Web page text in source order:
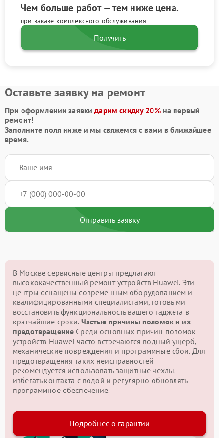
Чем больше работ — тем ниже цена.
при заказе комплексного обслуживания
Получить
Оставьте заявку на ремонт
При оформлении заявкидарим скидку 20%на первый
ремонт!
Заполните поля ниже и мы свяжемся с вами в ближайшее
время.
Отправить заявку
В Москве сервисные центры предлагают
высококачественный ремонт устройств Huawei. Эти
центры оснащены современным оборудованием и
квалифицированными специалистами, готовыми
восстановить функциональность вашего гаджета в
кратчайшие сроки. Частые причины поломок и их
предотвращение Среди основных причин поломок
устройств Huawei часто встречаются водный ущерб,
механические повреждения и программные сбои. Для
предотвращения таких неисправностей
рекомендуется использовать защитные чехлы,
избегать контакта с водой и регулярно обновлять
программное обеспечение.
Подробнее о гарантии